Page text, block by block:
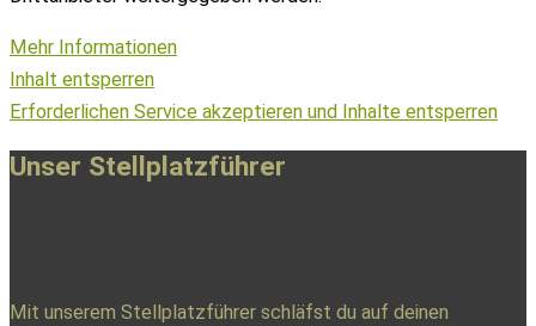
Mehr Informationen
Inhalt entsperren
Erforderlichen Service akzeptieren und Inhalte entsperren
Unser Stellplatzführer
Mit unserem Stellplatzführer schläfst du auf deinen